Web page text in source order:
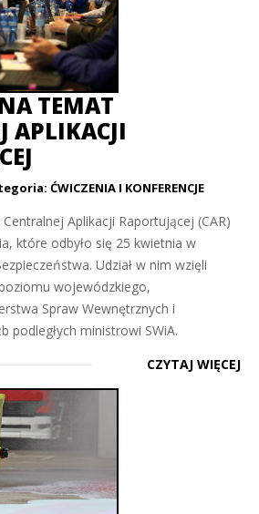
TEMAT
APLIKACJI
ĆWICZENIA I KONFERENCJE
Aplikacji Raportującej (CAR)
które odbyło się 25 kwietnia w
Udział w nim wzięli
wojewódzkiego,
Spraw Wewnętrznych i
podległych ministrowi SWiA.
CZYTAJ WIĘCEJ